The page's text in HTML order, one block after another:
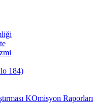
184)
KOmisyon Raporları